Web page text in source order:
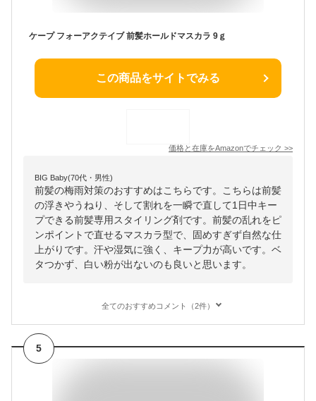
ケープ フォーアクテイブ 前髪ホールドマスカラ 9ｇ
この商品をサイトでみる
価格と在庫をAmazonでチェック >>
BIG Baby(70代・男性)
前髪の梅雨対策のおすすめはこちらです。こちらは前髪
の浮きやうねり、そして割れを一瞬で直して1日中キー
プできる前髪専用スタイリング剤です。前髪の乱れをピ
ンポイントで直せるマスカラ型で、固めすぎず自然な仕
上がりです。汗や湿気に強く、キープ力が高いです。ベ
タつかず、白い粉が出ないのも良いと思います。
全てのおすすめコメント（2件）
5